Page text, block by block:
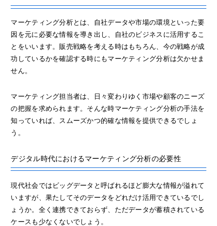
マーケティング分析とは、自社データや市場の環境といった要
因を元に必要な情報を導き出し、自社のビジネスに活用するこ
とをいいます。販売戦略を考える時はもちろん、今の戦略が成
功しているかを確認する時にもマーケティング分析は欠かせま
せん。
マーケティング担当者は、日々変わりゆく市場や顧客のニーズ
の把握を求められます。そんな時マーケティング分析の手法を
知っていれば、スムーズかつ的確な情報を提供できるでしょ
う。
デジタル時代におけるマーケティング分析の必要性
現代社会ではビッグデータと呼ばれるほど膨大な情報が溢れて
いますが、果たしてそのデータをどれだけ活用できているでし
ょうか。全く連携できておらず、ただデータが蓄積されている
ケースも少なくないでしょう。